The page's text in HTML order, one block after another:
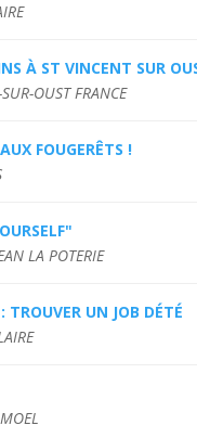
À ST VINCENT SUR
OUST FRANCE
FOUGERÊTS !
LA POTERIE
TROUVER UN JOB DÉTÉ